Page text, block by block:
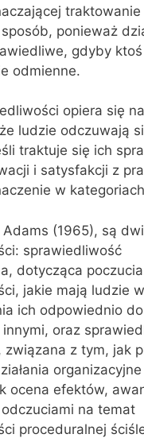
ponieważ
gdyby ktoś
odmienne.
opiera się na
ludzie odczuwają
traktuje się ich
i satysfakcji z
w
Adams (1965), są
sprawiedliwość
dotycząca poczucia
jakie mają ludzie
ich odpowiednio
oraz
związana z tym, jak
ocena efektów,
na temat
proceduralnej